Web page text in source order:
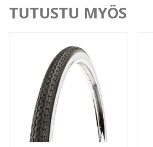
TUTUSTU MYÖS